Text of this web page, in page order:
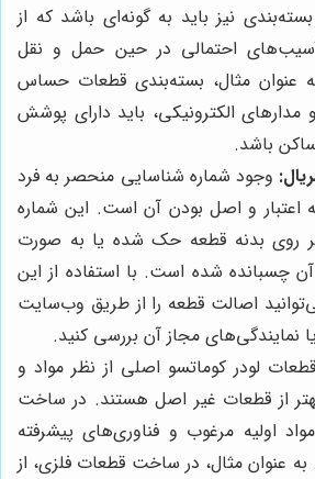
نیز باید به گونه‌ای باشد که از
آسیب‌های احتمالی در حین حمل و نقل
عنوان مثال، بسته‌بندی قطعات حساس
مدارهای الکترونیکی، باید دارای پوشش
باشد.
وجود شماره شناسایی منحصر به فرد
اعتبار و اصل بودن آن است. این شماره
بر روی بدنه قطعه حک شده یا به صورت
چسبانده شده است. با استفاده از این
اصالت قطعه را از طریق وب‌سایت
نمایندگی‌های مجاز آن بررسی کنید.
قطعات لودر کوماتسو اصلی از نظر مواد و
از قطعات غیر اصل هستند. در ساخت
اولیه مرغوب و فناوری‌های پیشرفته
عنوان مثال، در ساخت قطعات فلزی، از